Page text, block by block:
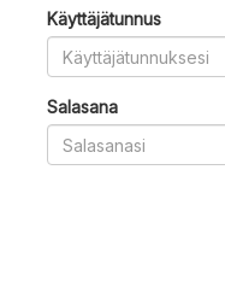
Käyttäjätunnus
Salasana